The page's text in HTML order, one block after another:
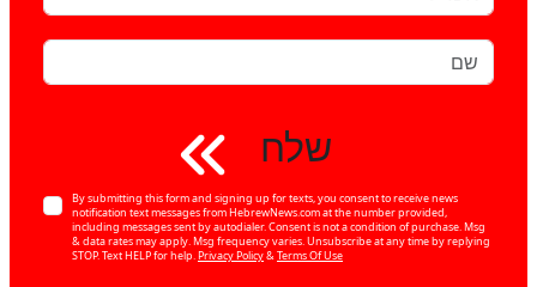
שלח
By submitting this form and signing up for texts, you consent to receive news
notification text messages from HebrewNews.com at the number provided,
including messages sent by autodialer. Consent is not a condition of purchase. Msg
& data rates may apply. Msg frequency varies. Unsubscribe at any time by replying
STOP. Text HELP for help.Privacy Policy&Terms Of Use